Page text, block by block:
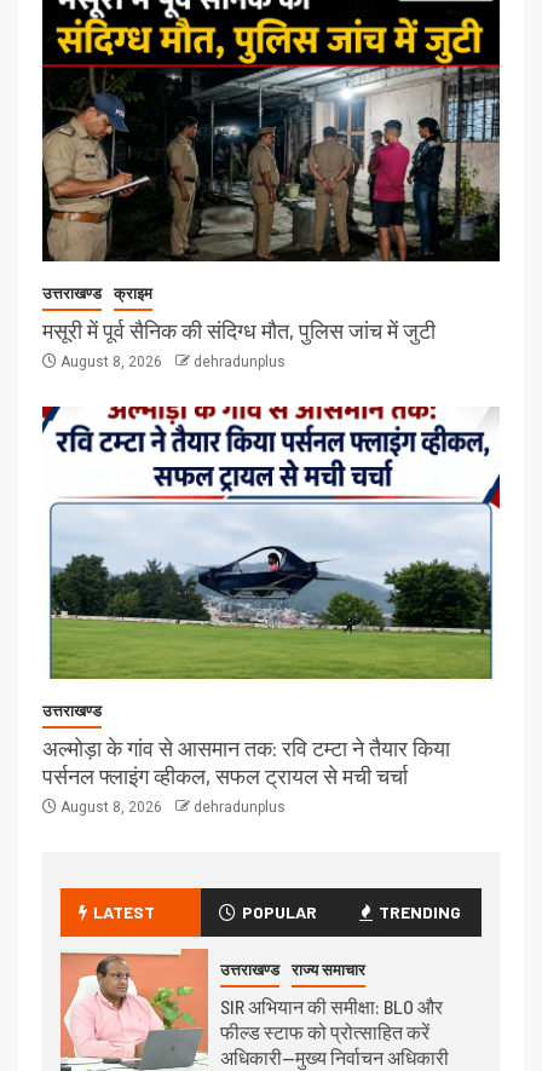
उत्तराखण्ड क्राइम
मसूरी में पूर्व सैनिक की संदिग्ध मौत, पुलिस जांच में जुटी
August 8, 2026 dehradunplus
उत्तराखण्ड
अल्मोड़ा के गांव से आसमान तक: रवि टम्टा ने तैयार किया
पर्सनल फ्लाइंग व्हीकल, सफल ट्रायल से मची चर्चा
August 8, 2026 dehradunplus
LATEST POPULAR TRENDING
उत्तराखण्ड राज्य समाचार
SIR अभियान की समीक्षा: BLO और
फील्ड स्टाफ को प्रोत्साहित करें
अधिकारी—मुख्य निर्वाचन अधिकारी